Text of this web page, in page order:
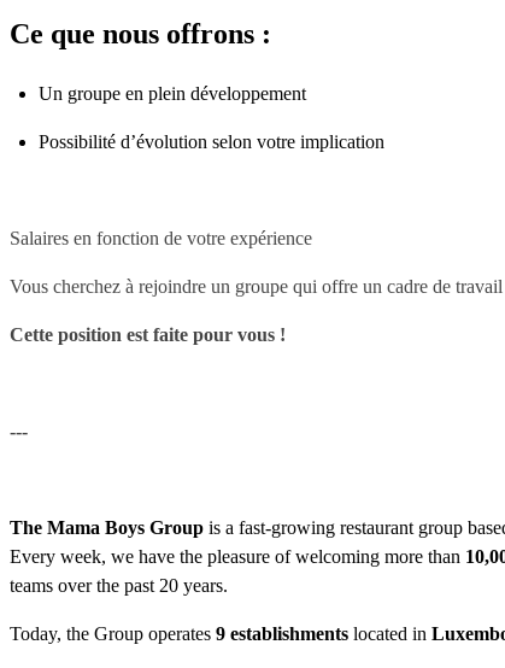
Ce que nous offrons :
Un groupe en plein développement
Possibilité d’évolution selon votre implication
Salaires en fonction de votre expérience
Vous cherchez à rejoindre un groupe qui offre un cadre de
Cette position est faite pour vous !
---
The Mama Boys Group is a fast-growing restaurant group
Every week, we have the pleasure of welcoming more than
teams over the past 20 years.
Today, the Group operates 9 establishments located in